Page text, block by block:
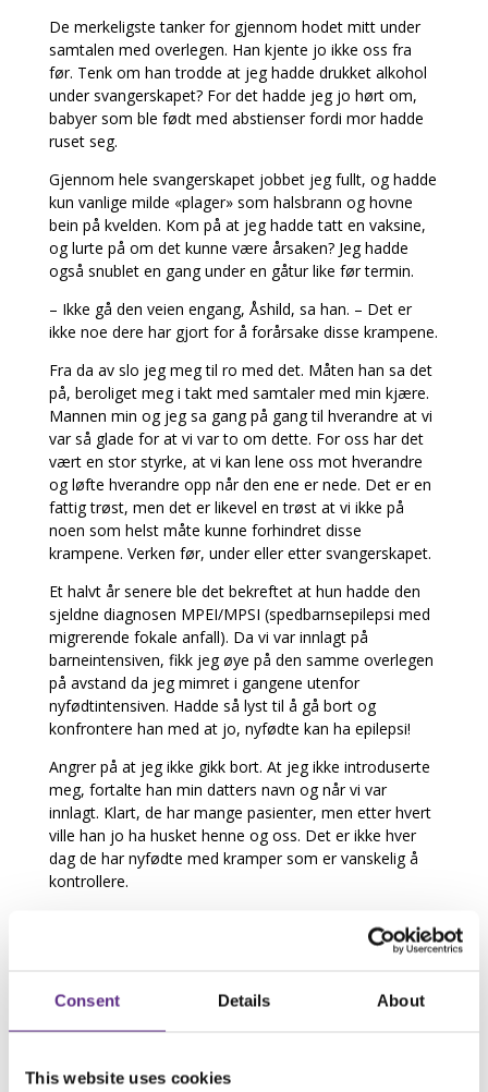
Consent Details About
This website uses cookies
De merkeligste tanker for gjennom hodet mitt under
samtalen med overlegen. Han kjente jo ikke oss fra
før. Tenk om han trodde at jeg hadde drukket alkohol
under svangerskapet? For det hadde jeg jo hørt om,
babyer som ble født med abstienser fordi mor hadde
ruset seg.
Gjennom hele svangerskapet jobbet jeg fullt, og hadde
kun vanlige milde «plager» som halsbrann og hovne
bein på kvelden. Kom på at jeg hadde tatt en vaksine,
og lurte på om det kunne være årsaken? Jeg hadde
også snublet en gang under en gåtur like før termin.
– Ikke gå den veien engang, Åshild, sa han. – Det er
ikke noe dere har gjort for å forårsake disse krampene.
Fra da av slo jeg meg til ro med det. Måten han sa det
på, beroliget meg i takt med samtaler med min kjære.
Mannen min og jeg sa gang på gang til hverandre at vi
var så glade for at vi var to om dette. For oss har det
vært en stor styrke, at vi kan lene oss mot hverandre
og løfte hverandre opp når den ene er nede. Det er en
fattig trøst, men det er likevel en trøst at vi ikke på
noen som helst måte kunne forhindret disse
krampene. Verken før, under eller etter svangerskapet.
Et halvt år senere ble det bekreftet at hun hadde den
sjeldne diagnosen MPEI/MPSI (spedbarnsepilepsi med
migrerende fokale anfall). Da vi var innlagt på
barneintensiven, fikk jeg øye på den samme overlegen
på avstand da jeg mimret i gangene utenfor
nyfødtintensiven. Hadde så lyst til å gå bort og
konfrontere han med at jo, nyfødte kan ha epilepsi!
Angrer på at jeg ikke gikk bort. At jeg ikke introduserte
meg, fortalte han min datters navn og når vi var
innlagt. Klart, de har mange pasienter, men etter hvert
ville han jo ha husket henne og oss. Det er ikke hver
dag de har nyfødte med kramper som er vanskelig å
kontrollere.
yrkeskarriere og som nekter for at nyfødte kan ha
Gjøre sykdommen mindre tabubelagt. Vise mangfoldet.
Epilepsi er mer enn selve anfallene og eventuelt
Utfordringer i dagliglivet og bivirkninger av medisiner,